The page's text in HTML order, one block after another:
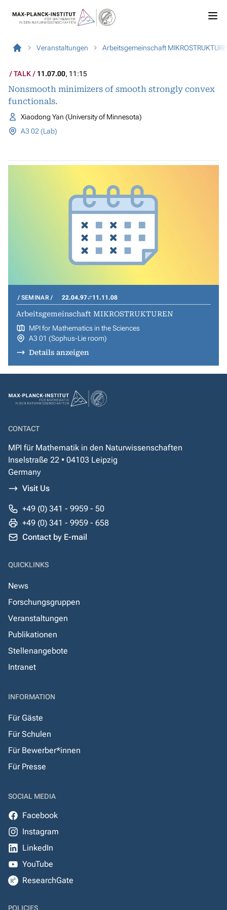
Veranstaltungen Arbeitsgemeinschaft
TALK 11.07.00, 11:15
Nonsmooth minimizers of smooth strongly convex
functionals.
Xiaodong Yan (University of Minnesota)
A3 02 (Lab)
SEMINAR 22.04.97 11.11.08
Arbeitsgemeinschaft MIKROSTRUKTUREN
MPI for Mathematics in the Sciences
A3 01 (Sophus-Lie room)
Details anzeigen
CONTACT
MPI für Mathematik in den Naturwissenschaften
Inselstraße 22 • 04103 Leipzig
Germany
Visit Us
+49 (0) 341 - 9959 - 50
+49 (0) 341 - 9959 - 658
Contact by E-mail
QUICKLINKS
News
Forschungsgruppen
Veranstaltungen
Publikationen
Stellenangebote
Intranet
INFORMATION
Für Gäste
Für Schulen
Für Bewerber*innen
Für Presse
SOCIAL MEDIA
Facebook
Instagram
LinkedIn
YouTube
ResearchGate
POLICIES